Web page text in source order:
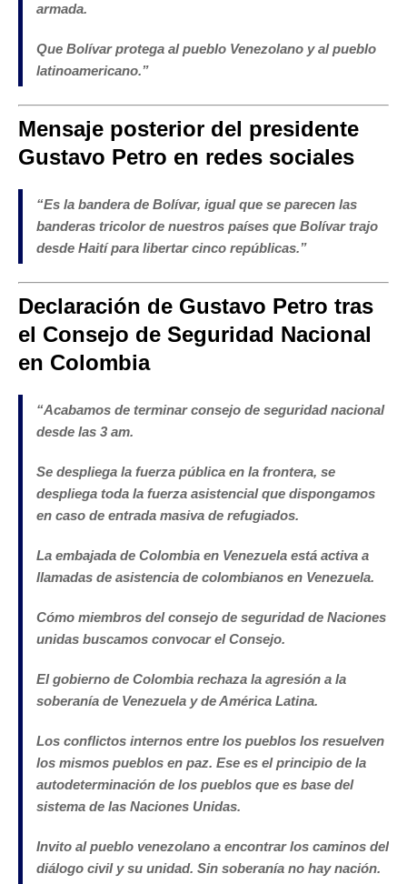
armada.
Que Bolívar protega al pueblo Venezolano y al pueblo
latinoamericano.”
Mensaje posterior del presidente
Gustavo Petro en redes sociales
“Es la bandera de Bolívar, igual que se parecen las
banderas tricolor de nuestros países que Bolívar trajo
desde Haití para libertar cinco repúblicas.”
Declaración de Gustavo Petro tras
el Consejo de Seguridad Nacional
en Colombia
“Acabamos de terminar consejo de seguridad nacional
desde las 3 am.
Se despliega la fuerza pública en la frontera, se
despliega toda la fuerza asistencial que dispongamos
en caso de entrada masiva de refugiados.
La embajada de Colombia en Venezuela está activa a
llamadas de asistencia de colombianos en Venezuela.
Cómo miembros del consejo de seguridad de Naciones
unidas buscamos convocar el Consejo.
El gobierno de Colombia rechaza la agresión a la
soberanía de Venezuela y de América Latina.
Los conflictos internos entre los pueblos los resuelven
los mismos pueblos en paz. Ese es el principio de la
autodeterminación de los pueblos que es base del
sistema de las Naciones Unidas.
Invito al pueblo venezolano a encontrar los caminos del
diálogo civil y su unidad. Sin soberanía no hay nación.